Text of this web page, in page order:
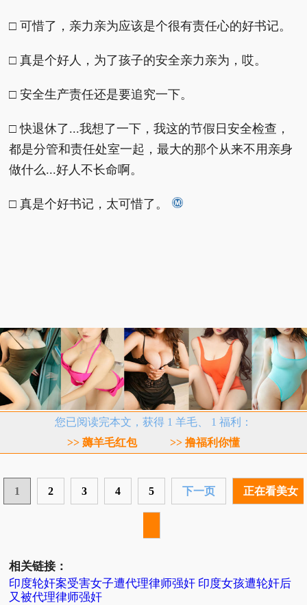
□ 可惜了，亲力亲为应该是个很有责任心的好书记。
□ 真是个好人，为了孩子的安全亲力亲为，哎。
□ 安全生产责任还是要追究一下。
□ 快退休了...我想了一下，我这的节假日安全检查，
都是分管和责任处室一起，最大的那个从来不用亲身
做什么...好人不长命啊。
□ 真是个好书记，太可惜了。
您已阅读完本文，获得 1 羊毛、 1 福利：
>> 薅羊毛红包
>> 撸福利你懂
1 2 3 4 5 下一页 正在看美女
相关链接：
印度轮奸案受害女子遭代理律师强奸 印度女孩遭轮奸后
又被代理律师强奸